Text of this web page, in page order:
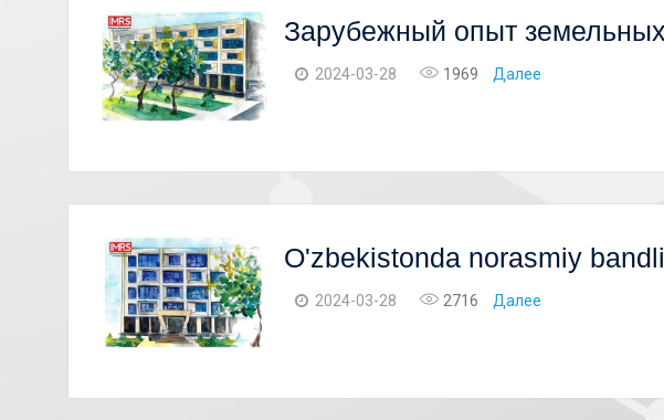
Зарубежный опыт
2024-03-28 1969 Далее
O'zbekistonda norasmiy
2024-03-28 2716 Далее